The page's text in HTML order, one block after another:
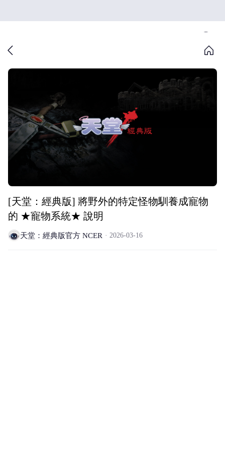
[天堂：經典版] 將野外的特定怪物馴養成寵物
的 ★寵物系統★ 說明
天堂：經典版官方 NCER 2026-03-16